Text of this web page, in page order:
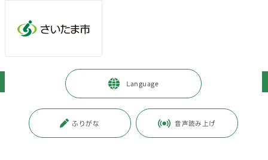
Language
ふりがな 音声読み上げ
子育て・教育 > 育児・保育 保育所・保育サービス
保育所・保育サービス